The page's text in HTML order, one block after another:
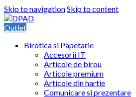
Skip to navigationSkip to content
Outlet
Birotica si Papetarie
Accesorii IT
Articole de birou
Articole premium
Articole din hartie
Comunicare si prezentare